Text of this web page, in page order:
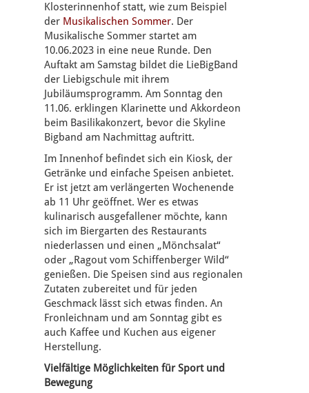
Klosterinnenhof statt, wie zum Beispiel
der Musikalischen Sommer. Der
Musikalische Sommer startet am
10.06.2023 in eine neue Runde. Den
Auftakt am Samstag bildet die LieBigBand
der Liebigschule mit ihrem
Jubiläumsprogramm. Am Sonntag den
11.06. erklingen Klarinette und Akkordeon
beim Basilikakonzert, bevor die Skyline
Bigband am Nachmittag auftritt.
Im Innenhof befindet sich ein Kiosk, der
Getränke und einfache Speisen anbietet.
Er ist jetzt am verlängerten Wochenende
ab 11 Uhr geöffnet. Wer es etwas
kulinarisch ausgefallener möchte, kann
sich im Biergarten des Restaurants
niederlassen und einen „Mönchsalat“
oder „Ragout vom Schiffenberger Wild“
genießen. Die Speisen sind aus regionalen
Zutaten zubereitet und für jeden
Geschmack lässt sich etwas finden. An
Fronleichnam und am Sonntag gibt es
auch Kaffee und Kuchen aus eigener
Herstellung.
Vielfältige Möglichkeiten für Sport und
Bewegung